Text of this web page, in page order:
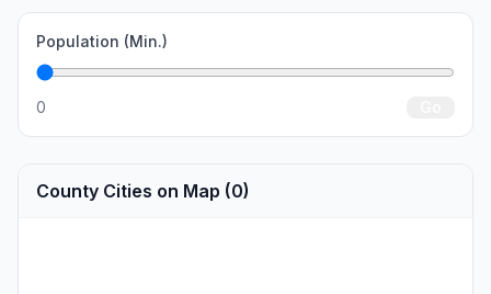
Population (Min.)
0
County Cities on Map (0)